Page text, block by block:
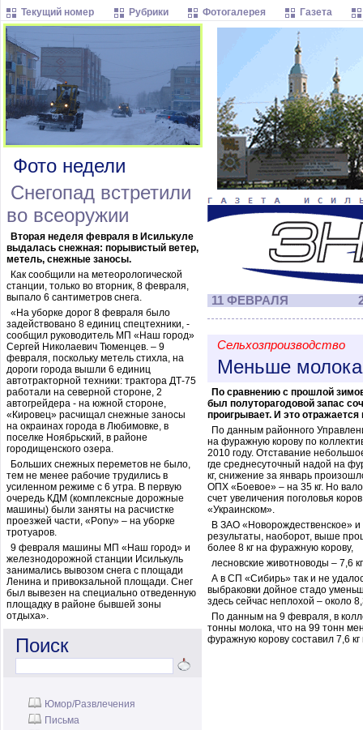
Текущий номер Рубрики Фотогалерея Газета
Фото недели
Снегопад встретили
во всеоружии
Вторая неделя февраля в Исилькуле
выдалась снежная: порывистый ветер,
метель, снежные заносы.
Как сообщили на метеорологической
станции, только во вторник, 8 февраля,
выпало 6 сантиметров снега.
«На уборке дорог 8 февраля было
задействовано 8 единиц спецтехники, -
сообщил руководитель МП «Наш город»
Сергей Николаевич Тюменцев. – 9
февраля, поскольку метель стихла, на
дороги города вышли 6 единиц
автотракторной техники: трактора ДТ-75
работали на северной стороне, 2
автогрейдера - на южной стороне,
«Кировец» расчищал снежные заносы
на окраинах города в Любимовке, в
поселке Ноябрьский, в районе
городищенского озера.
Больших снежных переметов не было,
тем не менее рабочие трудились в
усиленном режиме с 6 утра. В первую
очередь КДМ (комплексные дорожные
машины) были заняты на расчистке
проезжей части, «Pony» – на уборке
тротуаров.
9 февраля машины МП «Наш город» и
железнодорожной станции Исилькуль
занимались вывозом снега с площади
Ленина и привокзальной площади. Снег
был вывезен на специально отведенную
площадку в районе бывшей зоны
отдыха».
Поиск
Юмор/Развлечения
Письма
11 ФЕВРАЛЯ
Сельхозпроизводство
Меньше
По сравнению с прошлой
был полуторагодовой запас
проигрывает. И это
По данным районного
на фуражную корову по
2010 году. Отставание
где среднесуточный надой на
кг, снижение за январь
ОПХ «Боевое» – на 35 кг. Но
счет увеличения поголовья
«Украинском».
В ЗАО «Новорождественское»
результаты, наоборот, выше
более 8 кг на фуражную корову,
лесновские животноводы – 7,6
А в СП «Сибирь» так и не
выбраковки дойное стадо
здесь сейчас неплохой – около
По данным на 9 февраля, в
тонны молока, что на 99 тонн
фуражную корову составил 7,6 кг